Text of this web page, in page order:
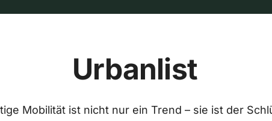
Urbanlist
Mobilität ist nicht nur ein Trend – sie ist der